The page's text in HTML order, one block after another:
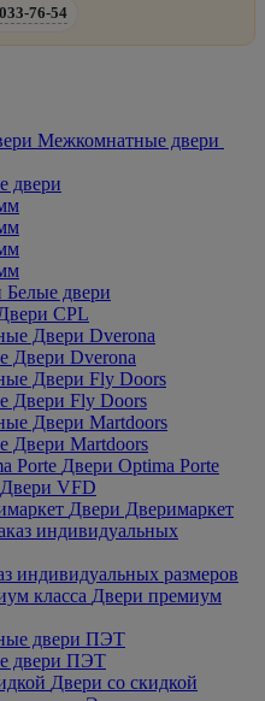
76-54
Межкомнатные двери
двери
Белые двери
Двери CPL
Двери Dverona
Двери Fly Doors
Двери Martdoors
Двери Optima Porte
Двери VFD
Двери Дверимаркет
индивидуальных размеров
Двери премиум
двери ПЭТ
Двери со скидкой